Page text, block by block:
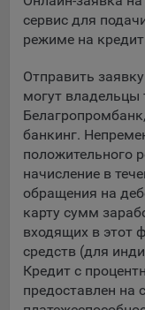
Подобные функции
пользователей с
контента. Данные
выборе
позволяют
выбранном
настройках для
настраивать сайт.
9.4. Аналитические
Яндекс.Метрика,
собирают
использовал
улучшения.
сервис для
режиме на
Отправить
могут владельцы
банкинг.
положительного
начисление в
обращения на
карту сумм
входящих в этот
средств (для
Кредит с
предоставлен на